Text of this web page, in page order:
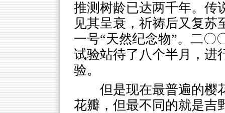
推测树龄已达两千年。传
见其呈衰，祈祷后又复苏
一号“天然纪念物”。二〇
试验站待了八个半月，进
验。
但是现在最普遍的樱
花瓣，但最不同的就是吉